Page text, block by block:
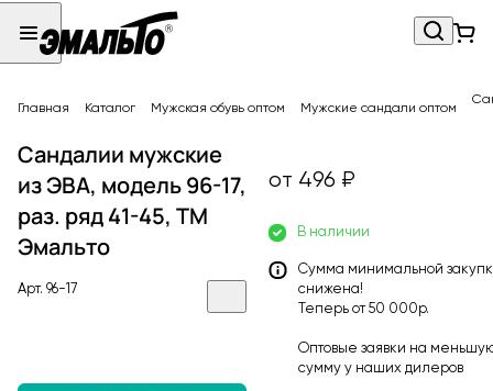
Главная Каталог Мужская обувь оптом Мужские сандали оптом
Сандалии мужские
из ЭВА, модель 96-17,
раз. ряд 41-45, ТМ
Эмальто
Арт. 96-17
от 496 ₽
В наличии
Сумма минимальной
снижена!
Теперь от 50 000р.
Оптовые заявки на
сумму у наших дилеров